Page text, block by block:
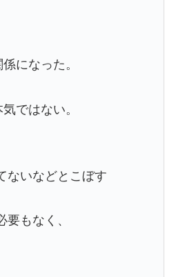
になった。
ではない。
ないなどとこぼす
もなく、